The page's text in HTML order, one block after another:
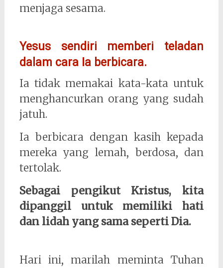
menjaga sesama.
Yesus sendiri memberi teladan
dalam cara Ia berbicara.
Ia tidak memakai kata-kata untuk
menghancurkan orang yang sudah
jatuh.
Ia berbicara dengan kasih kepada
mereka yang lemah, berdosa, dan
tertolak.
Sebagai pengikut Kristus, kita
dipanggil untuk memiliki hati
dan lidah yang sama seperti Dia.
Hari ini, marilah meminta Tuhan